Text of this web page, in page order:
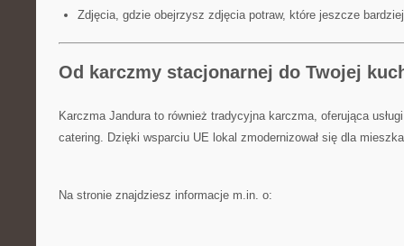
Zdjęcia, gdzie obejrzysz zdjęcia potraw, które jeszcze
Od karczmy stacjonarnej do Twojej
Karczma Jandura to również tradycyjna karczma, oferująca
catering. Dzięki wsparciu UE lokal zmodernizował się dla
Na stronie znajdziesz informacje m.in. o: